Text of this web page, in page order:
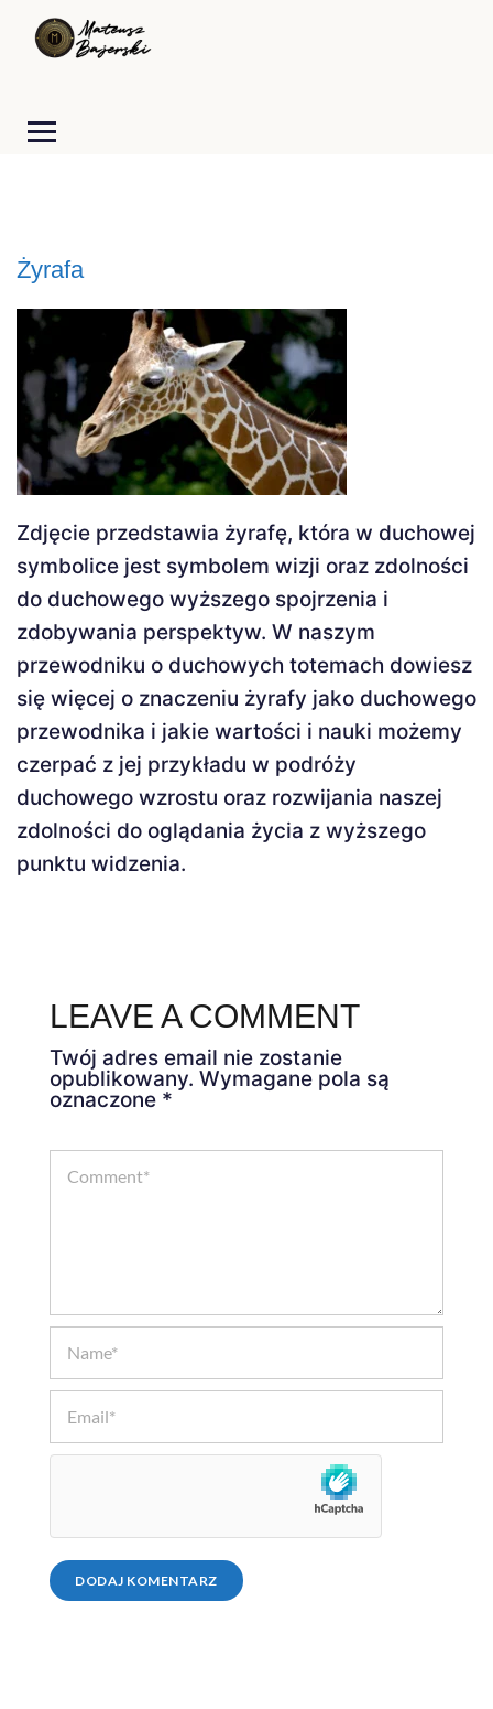
Żyrafa
Zdjęcie przedstawia żyrafę, która w duchowej
symbolice jest symbolem wizji oraz zdolności
do duchowego wyższego spojrzenia i
zdobywania perspektyw. W naszym
przewodniku o duchowych totemach dowiesz
się więcej o znaczeniu żyrafy jako duchowego
przewodnika i jakie wartości i nauki możemy
czerpać z jej przykładu w podróży
duchowego wzrostu oraz rozwijania naszej
zdolności do oglądania życia z wyższego
punktu widzenia.
LEAVE A COMMENT
Twój adres email nie zostanie
opublikowany. Wymagane pola są
oznaczone *